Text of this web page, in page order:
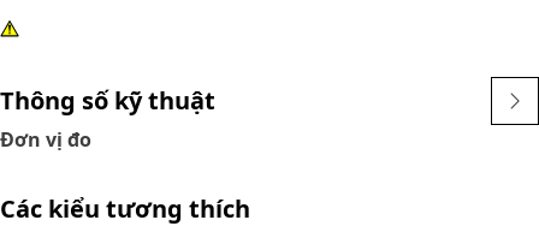
Thông số kỹ thuật
Đơn vị đo
Các kiểu tương thích